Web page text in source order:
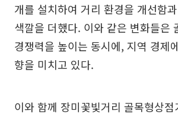
개를 설치하여 거리 환경을 개선함
색깔을 더했다. 이와 같은 변화들은
경쟁력을 높이는 동시에, 지역 경제
향을 미치고 있다.
이와 함께 장미꽃빛거리 골목형상점